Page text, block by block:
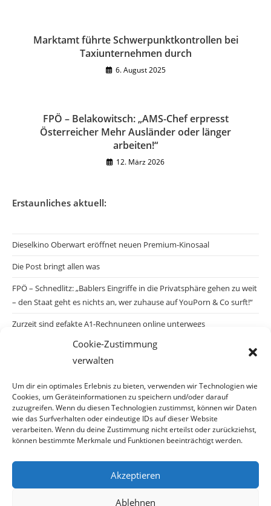
Cookie-Zustimmung
verwalten
Um dir ein optimales Erlebnis zu bieten, verwenden wir Technologien wie
Cookies, um Geräteinformationen zu speichern und/oder darauf
zuzugreifen. Wenn du diesen Technologien zustimmst, können wir Daten
wie das Surfverhalten oder eindeutige IDs auf dieser Website
verarbeiten. Wenn du deine Zustimmung nicht erteilst oder zurückziehst,
können bestimmte Merkmale und Funktionen beeinträchtigt werden.
Akzeptieren
Ablehnen
Marktamt führte Schwerpunktkontrollen bei
Taxiunternehmen durch
6. August 2025
FPÖ – Belakowitsch: „AMS-Chef erpresst
Österreicher Mehr Ausländer oder länger
arbeiten!“
12. März 2026
Erstaunliches aktuell:
Dieselkino Oberwart eröffnet neuen Premium-Kinosaal
Die Post bringt allen was
FPÖ – Schnedlitz: „Bablers Eingriffe in die Privatsphäre gehen zu weit
– den Staat geht es nichts an, wer zuhause auf YouPorn & Co surft!“
Zurzeit sind gefakte A1-Rechnungen online unterwegs
Salzburgs Juden und ihre Sicherheit: „Erst nach einem Anschlag wäre
die Gefahr endlich konkret!“
Biologisches Wunder in Ceuta
Ein vermeintliches Abschiebemärchen
Archiv